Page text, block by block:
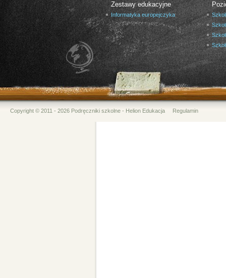
Zestawy edukacyjne
Informatyka europejczyka
Copyright © 2011 - 2026 Podręczniki szkolne - Helion Edukacja Regulamin